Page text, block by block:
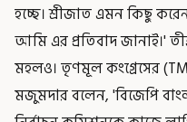
হচ্ছে। শ্রীজাত এমন কিছু
আমি এর প্রতিবাদ জানাই।'
মহলও। তৃণমূল কংগ্রেসের
মজুমদার বলেন, 'বিজেপি